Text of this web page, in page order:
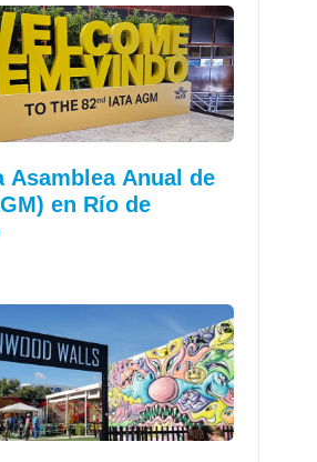
Asamblea Anual de
en Río de